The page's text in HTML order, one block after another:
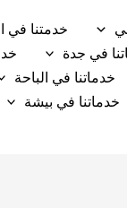
خدمتنا في
في جدة
خدماتنا في الباحة
خدماتنا في بيشة